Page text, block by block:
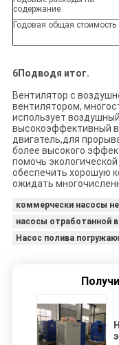
содержание
Годовая общая стоимость
6Подводя итог.
Вентилятор с
вентилятором,
использует
высокоэффективный
двигатель,для
более высокого
помочь
обеспечить хорошую
ожидать
коммерчески насосы
насосы отработанной
Насос полива